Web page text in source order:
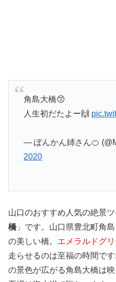
角島大橋😙
人生初だたよー🙌
— ぽんかん姉さん🍊
2020
山口のおすすめ人気の絶景
橋」です。山口県豊北町角
の美しい橋。 エメラルドグ
走らせるのは至福の時間で
の景色が広がる角島大橋は